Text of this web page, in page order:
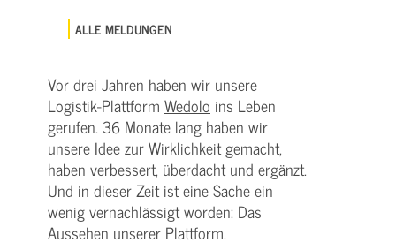
ALLE MELDUNGEN
Vor drei Jahren haben wir unsere
Logistik-Plattform Wedolo ins Leben
gerufen. 36 Monate lang haben wir
unsere Idee zur Wirklichkeit gemacht,
haben verbessert, überdacht und ergänzt.
Und in dieser Zeit ist eine Sache ein
wenig vernachlässigt worden: Das
Aussehen unserer Plattform.